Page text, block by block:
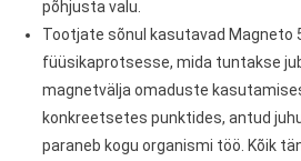
põhjusta valu.
Tootjate sõnul kasutavad Magneto
füüsikaprotsesse, mida tuntakse
magnetvälja omaduste
konkreetsetes punktides, antud
paraneb kogu organismi töö. Kõik